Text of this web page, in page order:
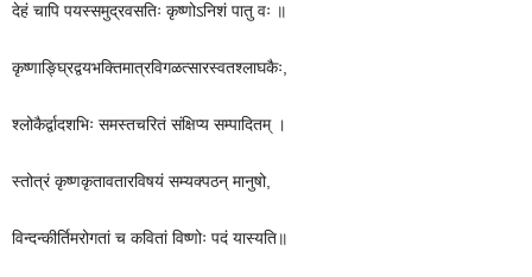
देहं चापि पयस्समुद्रवसतिः कृष्णोऽनिशं पातु वः ॥
कृष्णाङ्घ्रिद्वयभक्तिमात्रविगळत्सारस्वतश्लाघकैः,
श्लोकैर्द्वादशभिः समस्तचरितं संक्षिप्य सम्पादितम् ।
स्तोत्रं कृष्णकृतावतारविषयं सम्यक्पठन् मानुषो,
विन्दन्कीर्तिमरोगतां च कवितां विष्णोः पदं यास्यति॥